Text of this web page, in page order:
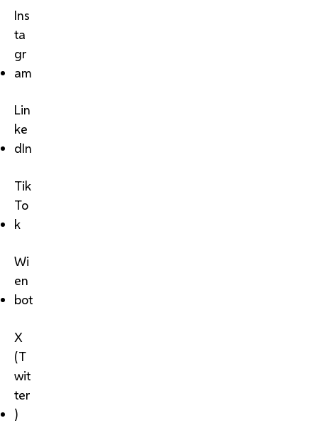
Ins
ta
gr
am
Lin
ke
dIn
Tik
To
k
Wi
en
bot
X
(T
wit
ter
)